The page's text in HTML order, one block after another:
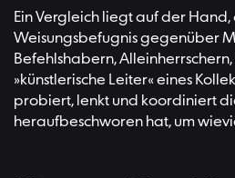
Ein Vergleich liegt auf der
Weisungsbefugnis gegenüber
Befehlshabern,
»künstlerische Leiter« eines
probiert, lenkt und koordiniert
heraufbeschworen hat, um